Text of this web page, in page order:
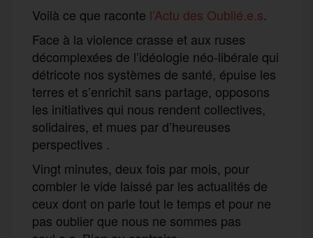
Voilà ce que raconte l’Actu des Oublié.e.s.
Face à la violence crasse et aux ruses
décomplexées de l’idéologie néo-libérale qui
détricote nos systèmes de santé, épuise les
terres et s’enrichit sans partage, opposons
les initiatives qui nous rendent collectives,
solidaires, et mues par d’heureuses
perspectives .
Vingt minutes, deux fois par mois, pour
combler le vide laissé par les actualités de
ceux dont on parle tout le temps et pour ne
pas oublier que nous ne sommes pas